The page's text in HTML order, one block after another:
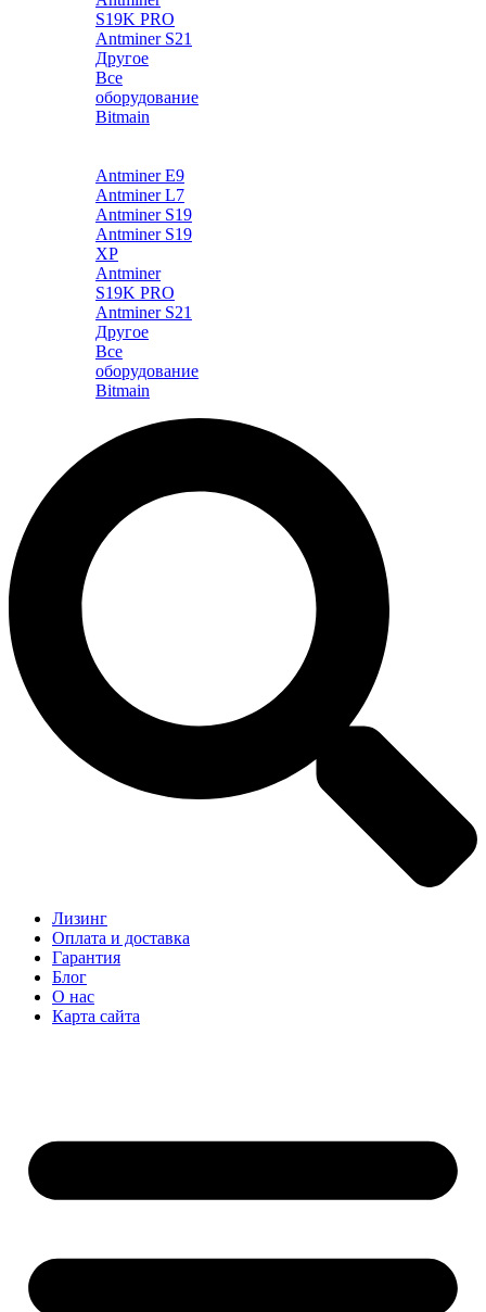
S19K PRO
Antminer S21
Другое
Все
оборудование
Bitmain
Antminer E9
Antminer L7
Antminer S19
Antminer S19
XP
Antminer
S19K PRO
Antminer S21
Другое
Все
оборудование
Bitmain
Лизинг
Оплата и доставка
Гарантия
Блог
О нас
Карта сайта